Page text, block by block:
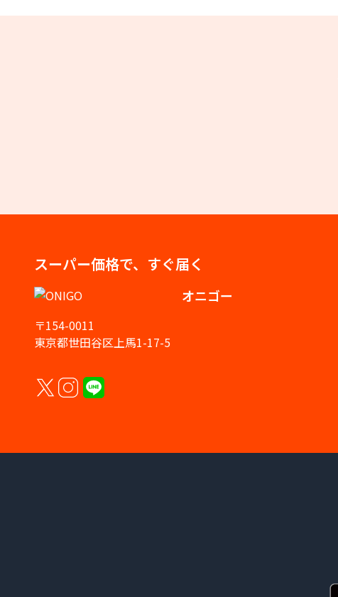
スーパー価格で、すぐ届く
オニゴー
〒154-0011
東京都世田谷区上馬1-17-5